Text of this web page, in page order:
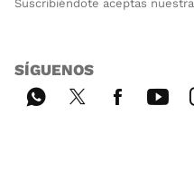
Suscribiéndote aceptas nuestra
SÍGUENOS